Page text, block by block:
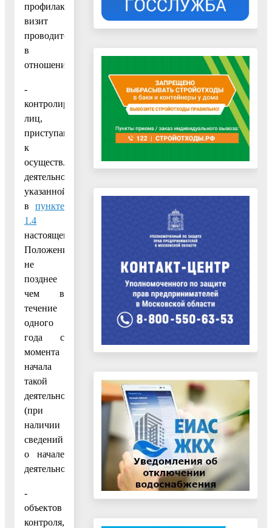
профилактический
визит
проводится
в
отношении:
-
контролируемых
лиц,
приступающих
к
осуществлению
деятельности,
указанной
в пункте
1.4
настоящего
Положения,
не
позднее
чем в
течение
одного
года с
момента
начала
такой
деятельности
(при
наличии
сведений
о начале
деятельности);
-
объектов
контроля,